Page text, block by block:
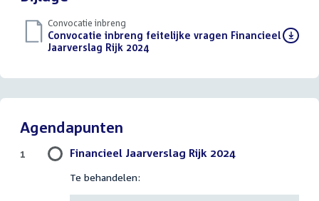
Convocatie inbreng
Download
bestand:
Convocatie inbreng feitelijke vragen Financieel
Jaarverslag Rijk 2024(PDF)
Agendapunten
Financieel Jaarverslag Rijk 2024
Te behandelen:
1